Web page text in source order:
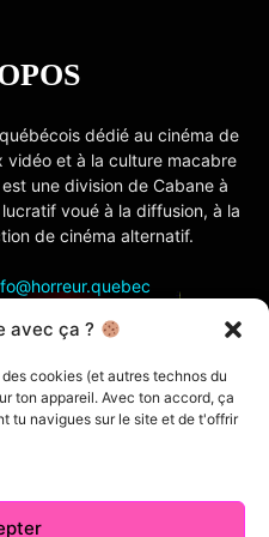
avec ça ?
cookies (et autres technos du
ton appareil. Avec ton accord, ça
tu navigues sur le site et de t'offrir
dédié au cinéma de
vidéo et à la culture macabre
une division de Cabane à
voué à la diffusion, à la
de cinéma alternatif.
NOUS